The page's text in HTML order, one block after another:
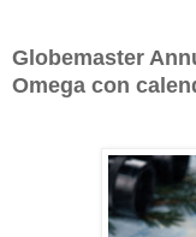
Globemaster
Omega con